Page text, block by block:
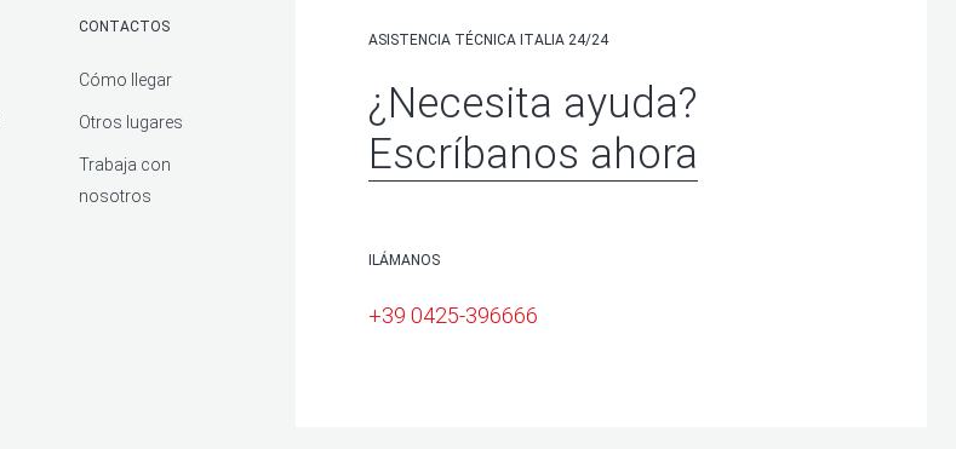
CONTACTOS
Cómo llegar
Otros lugares
Trabaja con
nosotros
ASISTENCIA TÉCNICA ITALIA 24/24
¿Necesita ayuda?
Escríbanos ahora
ILÁMANOS
+39 0425-396666